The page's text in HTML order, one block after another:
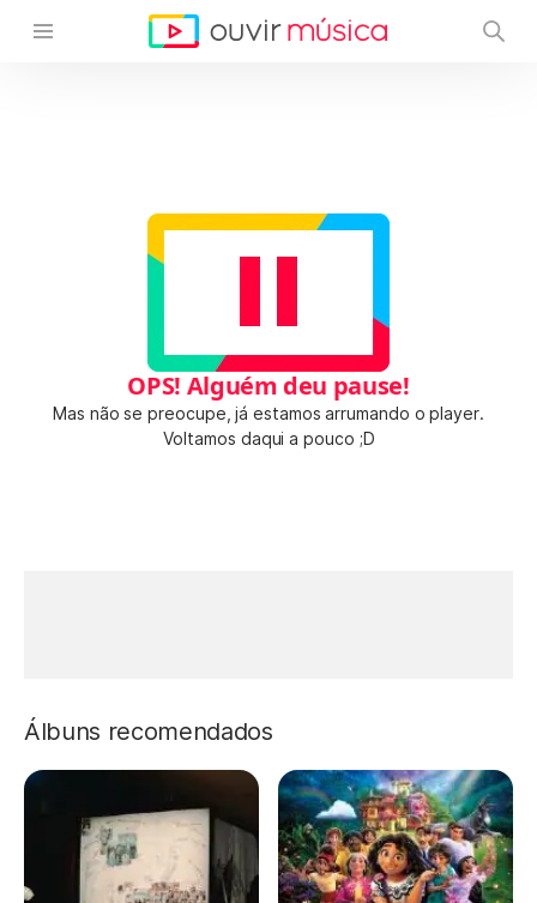
OPS! Alguém deu pause!
Mas não se preocupe, já estamos arrumando o player.
Voltamos daqui a pouco ;D
Álbuns recomendados